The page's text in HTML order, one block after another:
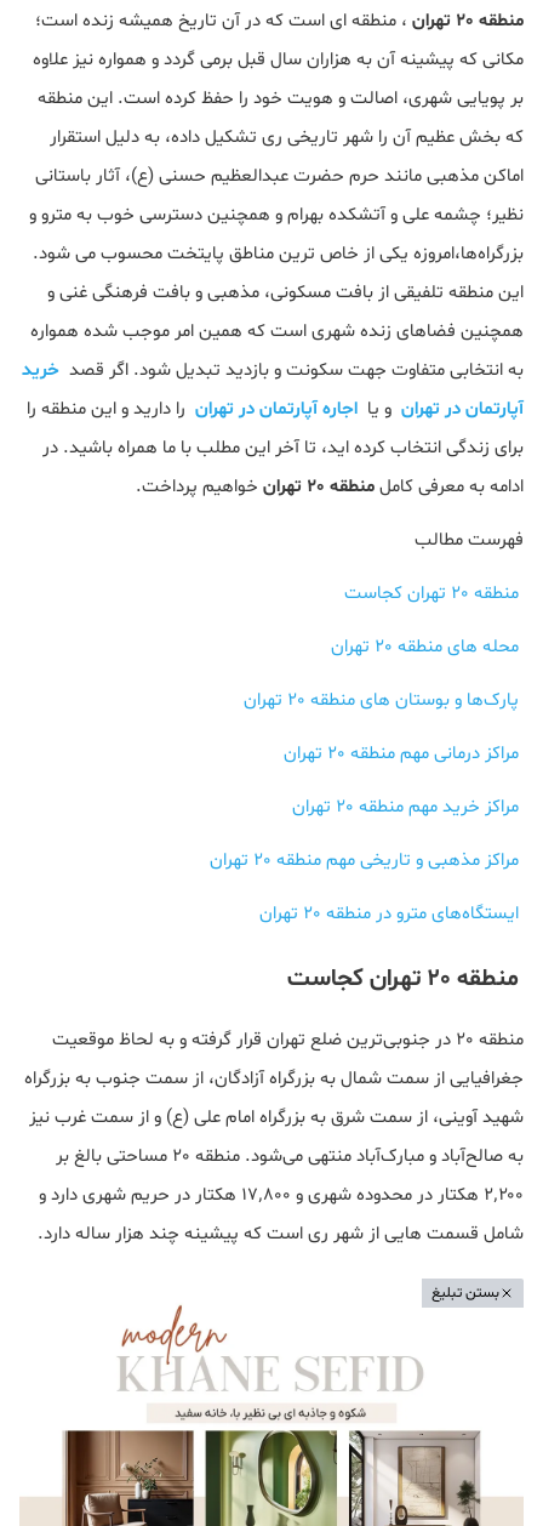
منطقه 20 تهران
، منطقه ای است که در آن تاریخ همیشه زنده است؛
مکانی که پیشینه آن به هزاران سال قبل برمی گردد و همواره نیز علاوه
بر پویایی شهری، اصالت و هویت خود را حفظ کرده است. این منطقه
که بخش عظیم آن را شهر تاریخی ری تشکیل داده، به دلیل استقرار
اماکن مذهبی مانند حرم حضرت عبدالعظیم حسنی (ع)، آثار باستانی
نظیر؛ چشمه علی و آتشکده بهرام و همچنین دسترسی خوب به مترو و
بزرگراه‌ها،امروزه یکی از خاص ترین مناطق پایتخت محسوب می شود.
این منطقه تلفیقی از بافت مسکونی، مذهبی و بافت فرهنگی غنی و
همچنین فضاهای زنده شهری است که همین امر موجب شده همواره
به انتخابی متفاوت جهت سکونت و بازدید تبدیل شود. اگر قصد خرید
آپارتمان در تهران و یا اجاره آپارتمان در تهران را دارید و این منطقه را
برای زندگی انتخاب کرده اید، تا آخر این مطلب با ما همراه باشید. در
ادامه به معرفی کاملمنطقه 20 تهران خواهیم پرداخت.
فهرست مطالب
منطقه 20 تهران کجاست
محله های منطقه 20 تهران
پارک‌ها و بوستان های منطقه 20 تهران
مراکز درمانی مهم منطقه 20 تهران
مراکز خرید مهم منطقه 20 تهران
مراکز مذهبی و تاریخی مهم منطقه 20 تهران
ایستگاه‌های مترو در منطقه 20 تهران
منطقه 20 تهران کجاست
منطقه 20 در جنوبی‌ترین ضلع تهران قرار گرفته و به لحاظ موقعیت
جغرافیایی از سمت شمال به بزرگراه آزادگان، از سمت جنوب به بزرگراه
شهید آوینی، از سمت شرق به بزرگراه امام علی (ع) و از سمت غرب نیز
به صالح‌آباد و مبارک‌آباد منتهی می‌شود. منطقه 20 مساحتی بالغ بر
۲٬۲۰۰ هکتار در محدوده شهری و ۱۷٬۸۰۰ هکتار در حریم شهری دارد و
شامل قسمت هایی از شهر ری است که پیشینه چند هزار ساله دارد.
بستن تبلیغ